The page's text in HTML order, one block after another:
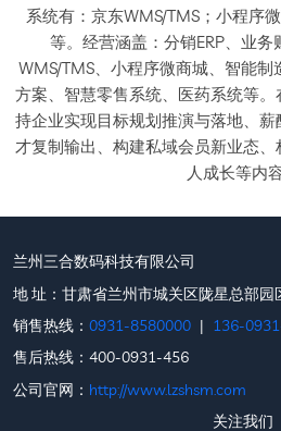
系统有：京东WMS/TMS；小程序
等。经营涵盖：分销ERP、业
WMS/TMS、小程序微商城、智能
方案、智慧零售系统、医药系统等
持企业实现目标规划推演与落地、
才复制输出、构建私域会员新业态
人成长等内容
兰州三合数码科技有限公司
地 址：甘肃省兰州市城关区陇星总部园
销售热线： 0931-8580000 | 136-
售后热线：400-0931-456
公司官网： http://www.lzshsm.com
关注我们